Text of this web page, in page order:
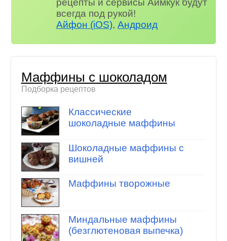
рецепты и сервисы Аймкук будут
всегда под рукой!
Айфон (iOS),Андроид
Маффины с шоколадом
Подборка рецептов
Классические
шоколадные маффины
Шоколадные маффины с
вишней
Маффины творожные
Миндальные маффины
(безглютеновая выпечка)